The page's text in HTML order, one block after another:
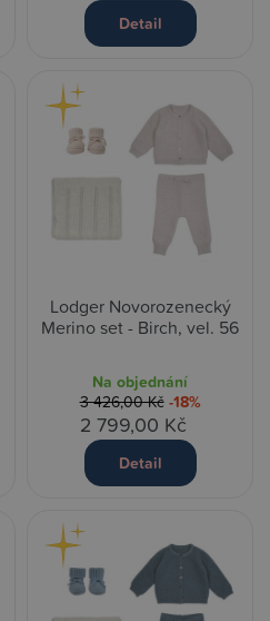
Detail
Lodger Novorozenecký
Merino set - Birch, vel. 56
Na objednání
3 426,00 Kč -18%
2 799,00 Kč
Detail